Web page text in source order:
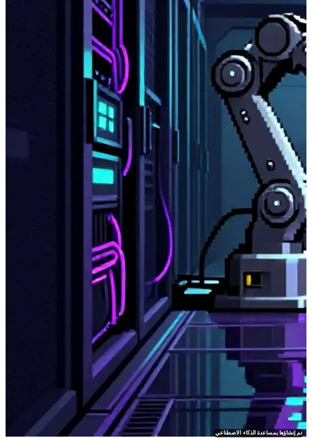
تم إنشاؤها بمساعدة الذكاء الاصطناعي